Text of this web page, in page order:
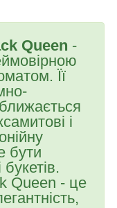
Queen -
Її
і
бути
Queen - це